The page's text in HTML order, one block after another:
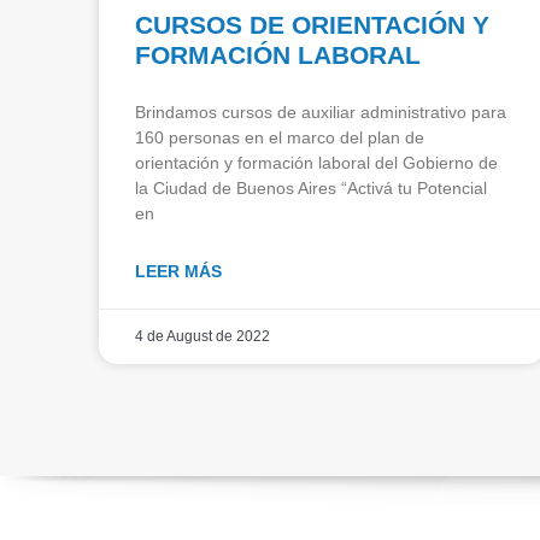
CURSOS DE ORIENTACIÓN Y
FORMACIÓN LABORAL
Brindamos cursos de auxiliar administrativo para
160 personas en el marco del plan de
orientación y formación laboral del Gobierno de
la Ciudad de Buenos Aires “Activá tu Potencial
en
LEER MÁS
4 de August de 2022